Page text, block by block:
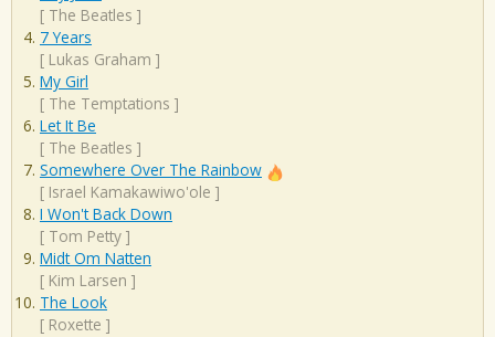
[ The Beatles ]
7 Years
[ Lukas Graham ]
My Girl
[ The Temptations ]
Let It Be
[ The Beatles ]
Somewhere Over The Rainbow
[ Israel Kamakawiwo'ole ]
I Won't Back Down
[ Tom Petty ]
Midt Om Natten
[ Kim Larsen ]
The Look
[ Roxette ]